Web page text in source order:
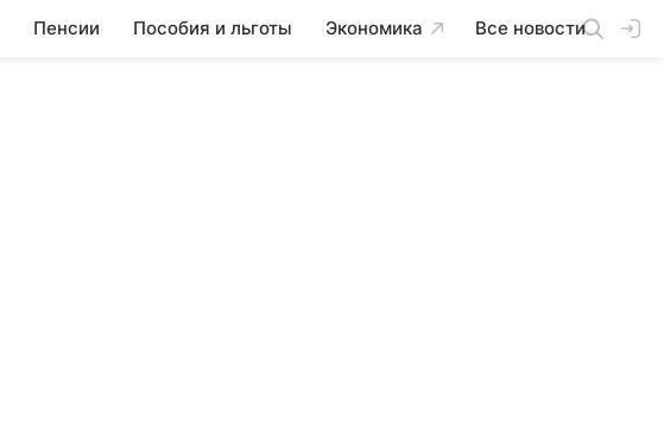
Пенсии Пособия и льготы Экономика Все новости